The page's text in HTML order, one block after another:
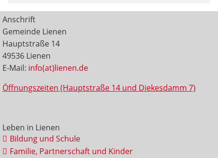
Anschrift
Gemeinde Lienen
Hauptstraße 14
49536 Lienen
E-Mail: info(at)lienen.de
Öffnungszeiten (Hauptstraße 14 und Diekesdamm 7)
Leben in Lienen
Bildung und Schule
Familie, Partnerschaft und Kinder